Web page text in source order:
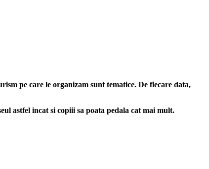
pe care le organizam sunt tematice. De fiecare data,
astfel incat si copiii sa poata pedala cat mai mult.